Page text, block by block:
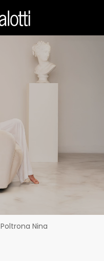
Poltrona Nina